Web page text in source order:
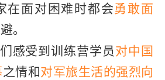
在面对困难时都会勇敢面
。
感受到训练营学员 对中国
之情和对军旅生活的强烈向